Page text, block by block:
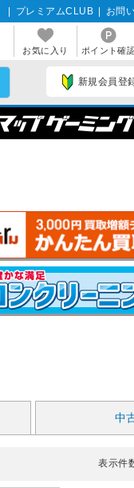
プレミアムCLUB お問
お気に入り ポイント確
新規会員登
中
表示件